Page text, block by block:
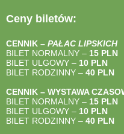
Ceny biletów:
CENNIK – PAŁAC LIPSKICH
BILET NORMALNY – 15 PLN
BILET ULGOWY – 10 PLN
BILET RODZINNY – 40 PLN
CENNIK – WYSTAWA
BILET NORMALNY – 15 PLN
BILET ULGOWY – 10 PLN
BILET RODZINNY – 40 PLN